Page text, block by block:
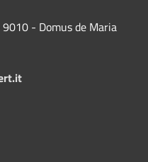
- Domus de Maria